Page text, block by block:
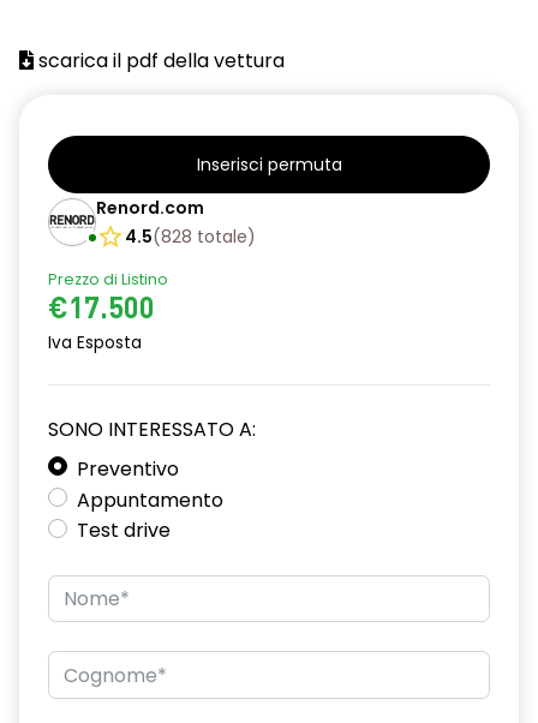
Airbag laterali a tendina anteriori e posteriori
Alzacristalli elettrici posteriori
Barre tetto modulari nere
Bracciolo anteriore con vano portaoggetti
Chiave pieghevole a 3 pulsanti
Distance warning avviso distanza di sicurezza
Driver display con schermo TFT da 3,5''
Eco Mode
compatibile 2G/3G o 4G/5G in base al veicolo
Firma luminosa pixelata con fari full LED
HARM03
scarica il pdf della vettura
Inserisci permuta
Renord.com
4.5(828 totale)
Prezzo di Listino
€17.500
Iva Esposta
SONO INTERESSATO A:
Preventivo
Appuntamento
Test drive